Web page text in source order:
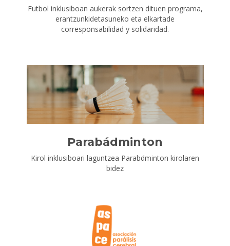
Futbol inklusiboan aukerak sortzen dituen programa,
erantzunkidetasuneko eta elkartade
corresponsabilidad y solidaridad.
Parabádminton
Kirol inklusiboari laguntzea Parabdminton kirolaren
bidez